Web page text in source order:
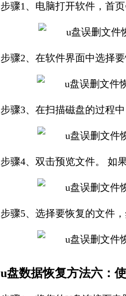
步骤1、电脑打开软件，首
步骤2、在软件界面中选择
步骤3、在扫描磁盘的过程
步骤4、双击预览文件。 如
步骤5、选择要恢复的文件
u盘数据恢复方法六：